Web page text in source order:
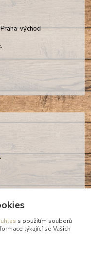
východ
s použitím souborů
týkající se Vašich